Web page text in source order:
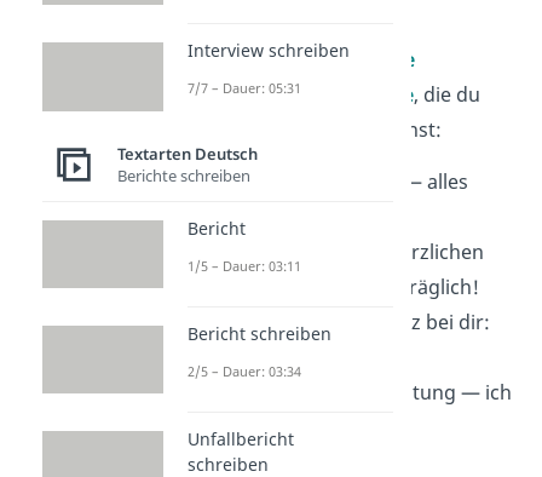
Hier findest du10
kurze
nachträgliche Wünsche, die du
kannst:
Besser spät als nie — alles
Liebe
: Herzlichen
nachträglich!
Spätdran, aber ganz bei dir:
Sorry für die Verspätung — ich
hoffe, dein Tag war
wunderschön
Interview schreiben
7/7 – Dauer: 05:31
Textarten Deutsch
Berichte schreiben
Bericht
1/5 – Dauer: 03:11
Bericht schreiben
2/5 – Dauer: 03:34
Unfallbericht
schreiben